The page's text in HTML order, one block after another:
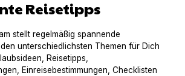
Reisetipps
stellt regelmäßig spannende
unterschiedlichsten Themen für Dich
Reisetipps,
Einreisebestimmungen, Checklisten